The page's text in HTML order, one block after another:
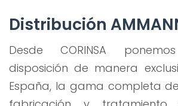
Distribución
Desde CORINSA
disposición de manera
España, la gama completa